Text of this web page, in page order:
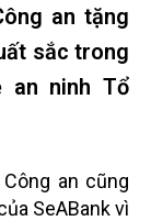
an tặng
sắc trong
an ninh Tổ
an cũng
SeABank vì